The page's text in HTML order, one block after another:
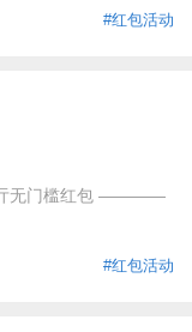
#红包活动
亓无门槛红包 ————
#红包活动